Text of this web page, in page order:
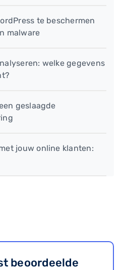
te beschermen
malware
welke gegevens
geslaagde
jouw online klanten:
beoordeelde